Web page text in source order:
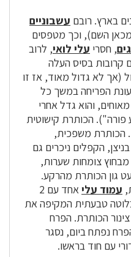
עשבוניים
השם), וכך מטפסים
, חסרי עלי לואי, לרוב
קרובות בסיס העלה
(אך לא גדול מאוד, אז זו
הפריחה במשך כל
5 עלים לא מאוחים, והוא גדל אחרי
פורה"). הכותרת קישוטית
תום. הכותרת משפכית,
הקפלים ניכרים גם
צומחות שערות,
גון הכותרת מהרקע.
עמוד עלי
אחד עם 2
טבעתית המקיפה את
הכותרת. הפרח
נפתח ביום, נסגר
עם חוד בראשו.